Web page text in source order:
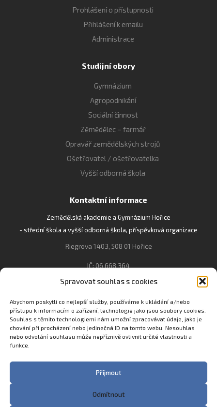
Spravovat souhlas s cookies
Abychom poskytli co nejlepší služby, používáme k ukládání a/nebo
přístupu k informacím o zařízení, technologie jako jsou soubory cookies.
Souhlas s těmito technologiemi nám umožní zpracovávat údaje, jako je
chování při procházení nebo jedinečná ID na tomto webu. Nesouhlas
nebo odvolání souhlasu může nepříznivě ovlivnit určité vlastnosti a
funkce.
Přijmout
Odmítnout
Prohlášení o přístupnosti
Přihlášení k emailu
Administrace
Studijní obory
Gymnázium
Agropodnikání
Sociální činnost
Zěmědělec – farmář
Opravář zemědělských strojů
Ošetřovatel / ošetřovatelka
Vyšší odborná škola
Kontaktní informace
Zemědělská akademie a Gymnázium Hořice
- střední škola a vyšší odborná škola, příspěvková organizace
Riegrova 1403, 508 01 Hořice
IČ: 06 668 364
493 623 021, 493 623 022
info@gozhorice.cz
www.zaghorice.cz
Pověřenec pro ochranu osobních údajů:
Innovation One s.r.o. IČO: 04734807 Březenecká 4808 430 04
Filip Šikola +420 775 992 451 filip.sikola@innone.cz